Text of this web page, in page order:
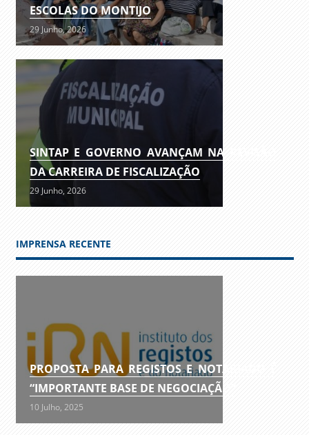
ESCOLAS DO MONTIJO
29 Junho, 2026
SINTAP E GOVERNO AVANÇAM NA REVISÃO
DA CARREIRA DE FISCALIZAÇÃO
29 Junho, 2026
IMPRENSA RECENTE
PROPOSTA PARA REGISTOS E NOTARIADO É
“IMPORTANTE BASE DE NEGOCIAÇÃO”
10 Julho, 2025